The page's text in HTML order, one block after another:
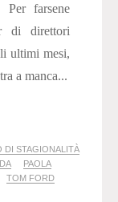
Per farsene
di direttori
ultimi mesi,
a manca...
DI STAGIONALITÀ
PAOLA
TOM FORD